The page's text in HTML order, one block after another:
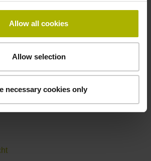
Allow all cookies
Allow selection
necessary cookies only
(X Y Z + Anstellachsen)
Programmierplatz
VirtualBox Maschinensteuerung